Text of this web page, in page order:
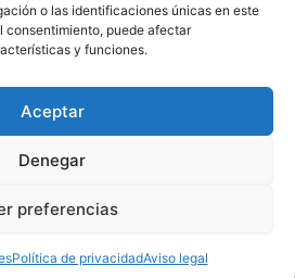
o las identificaciones únicas en este
consentimiento, puede afectar
y funciones.
Aceptar
Denegar
preferencias
Política de privacidadAviso legal
Podología
infantil
cookies
F
c
e
b
I
a